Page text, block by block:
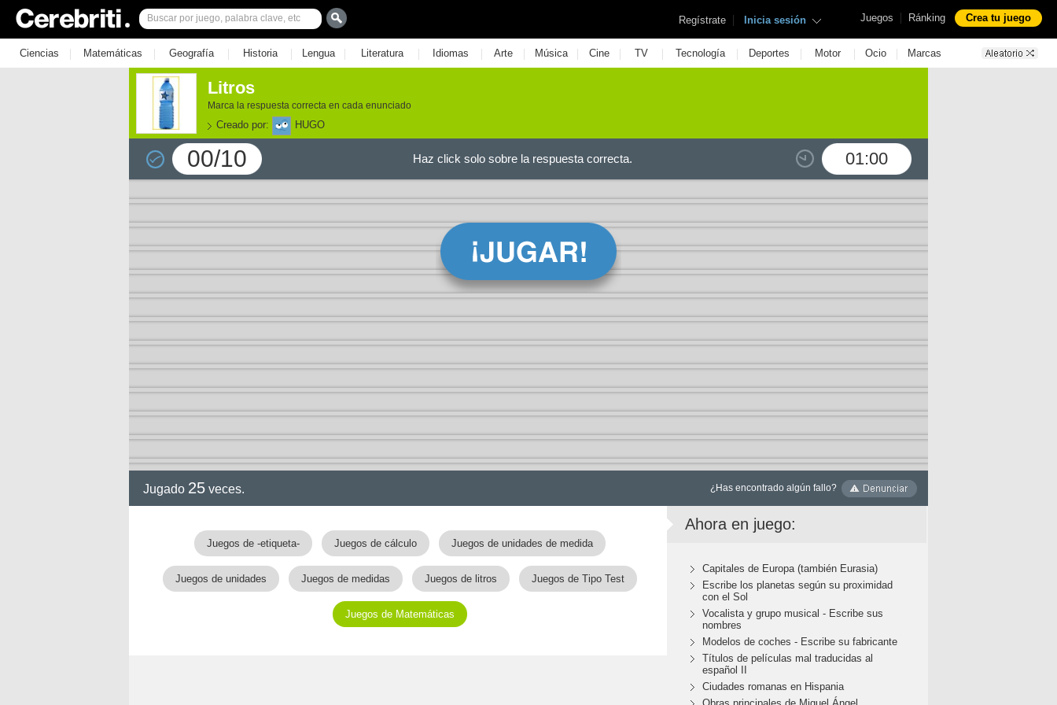
Juegos | Ránking Crea tu juego
Regístrate | Inicia sesión
Ciencias | Matemáticas | Geografía | Historia | Lengua | Literatura | Idiomas | Arte | Música | Cine | TV | Tecnología | Deportes | Motor | Ocio | Marcas
Litros
Marca la respuesta correcta en cada enunciado
Creado por: HUGO
00/10 01:00
Haz click solo sobre la respuesta correcta.
Jugado 25 veces. ¿Has encontrado algún fallo?
Juegos de -etiqueta- Juegos de cálculo Juegos de unidades de medida
Juegos de unidades Juegos de medidas Juegos de litros Juegos de Tipo Test
Juegos de Matemáticas
Ahora en juego:
Capitales de Europa (también Eurasia)
Escribe los planetas según su proximidad
con el Sol
Vocalista y grupo musical - Escribe sus
nombres
Modelos de coches - Escribe su fabricante
Títulos de películas mal traducidas al
español II
Ciudades romanas en Hispania